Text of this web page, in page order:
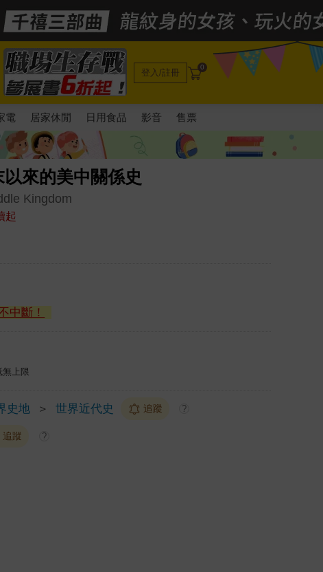
登入/註冊 0
電 居家休閒 日用食品 影音 售票
來的美中關係史
Kingdom
起
中斷！
無上限
史地 ＞ 世界近代史 追蹤 ?
追蹤 ?